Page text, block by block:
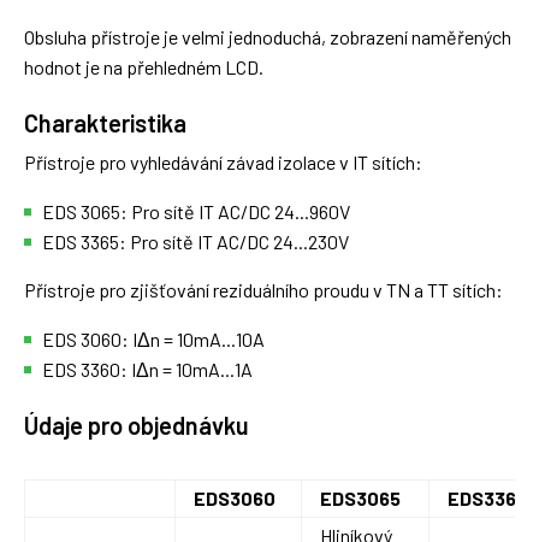
Obsluha přístroje je velmi jednoduchá, zobrazení naměřených
hodnot je na přehledném LCD.
Charakteristika
Přístroje pro vyhledávání závad izolace v IT sítích:
EDS 3065: Pro sítě IT AC/DC 24...960V
EDS 3365: Pro sítě IT AC/DC 24...230V
Přístroje pro zjišťování reziduálního proudu v TN a TT sítích:
EDS 3060: IΔn = 10mA...10A
EDS 3360: IΔn = 10mA...1A
Údaje pro objednávku
EDS3060 EDS3065
EDS3360
Hliníkový